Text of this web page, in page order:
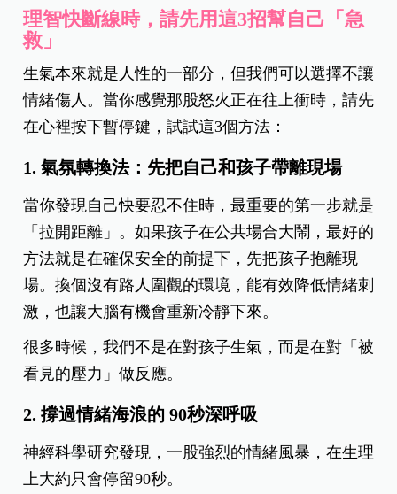
理智快斷線時，請先用這3招幫自己「急
救」
生氣本來就是人性的一部分，但我們可以選擇不讓
情緒傷人。當你感覺那股怒火正在往上衝時，請先
在心裡按下暫停鍵，試試這3個方法：
1. 氣氛轉換法：先把自己和孩子帶離現場
當你發現自己快要忍不住時，最重要的第一步就是
「拉開距離」。如果孩子在公共場合大鬧，最好的
方法就是在確保安全的前提下，先把孩子抱離現
場。換個沒有路人圍觀的環境，能有效降低情緒刺
激，也讓大腦有機會重新冷靜下來。
很多時候，我們不是在對孩子生氣，而是在對「被
看見的壓力」做反應。
2. 撐過情緒海浪的 90秒深呼吸
神經科學研究發現，一股強烈的情緒風暴，在生理
上大約只會停留90秒。